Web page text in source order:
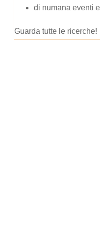
di numana eventi
Guarda tutte le ricerche!